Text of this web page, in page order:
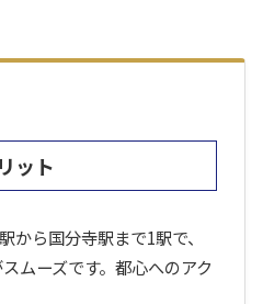
ット
から国分寺駅まで1駅で、
ムーズです。都心へのアク